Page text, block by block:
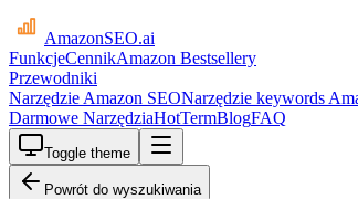
AmazonSEO.ai
FunkcjeCennikAmazon Bestsellery
Przewodniki
Narzędzie Amazon SEONarzędzie keywords
Darmowe NarzędziaHotTermBlogFAQ
Toggle theme
Powrót do wyszukiwania